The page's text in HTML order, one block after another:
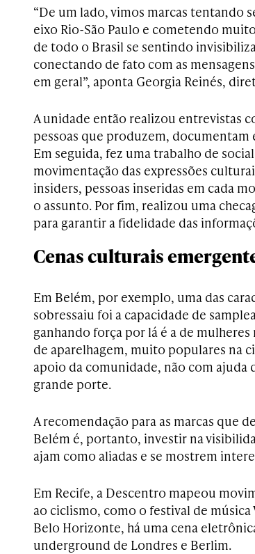
“De um lado, vimos marcas tentando
eixo Rio-São Paulo e cometendo
de todo o Brasil se sentindo
conectando de fato com as
em geral”, aponta Georgia Reinés,
A unidade então realizou entrevistas
pessoas que produzem, documentam
Em seguida, fez uma trabalho de
movimentação das expressões
insiders, pessoas inseridas em cada
o assunto. Por fim, realizou uma
para garantir a fidelidade das
Cenas culturais
Em Belém, por exemplo, uma das
sobressaiu foi a capacidade de
ganhando força por lá é a de mulheres
de aparelhagem, muito populares na
apoio da comunidade, não com
grande porte.
A recomendação para as marcas que
Belém é, portanto, investir na
ajam como aliadas e se mostrem
Em Recife, a Descentro mapeou
ao ciclismo, como o festival de música
Belo Horizonte, há uma cena
underground de Londres e Berlim.